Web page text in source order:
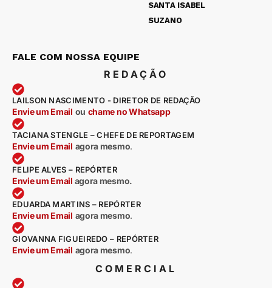
SANTA ISABEL
SUZANO
FALE COM NOSSA EQUIPE
REDAÇÃO
LAILSON NASCIMENTO - DIRETOR DE REDAÇÃO
Envie um Email ou chame no Whatsapp
TACIANA STENGLE – CHEFE DE REPORTAGEM
Envie um Email agora mesmo.
FELIPE ALVES – REPÓRTER
Envie um Email agora mesmo.
EDUARDA MARTINS – REPÓRTER
Envie um Email agora mesmo.
GIOVANNA FIGUEIREDO – REPÓRTER
Envie um Email agora mesmo.
COMERCIAL